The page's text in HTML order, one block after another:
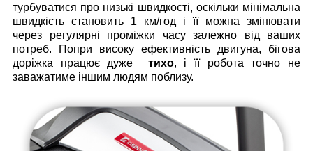
турбуватися про низькі швидкості, оскільки мінімальна
швидкість становить 1 км/год і її можна змінювати
через регулярні проміжки часу залежно від ваших
потреб. Попри високу ефективність двигуна, бігова
доріжка працює дуже тихо, і її робота точно не
заважатиме іншим людям поблизу.